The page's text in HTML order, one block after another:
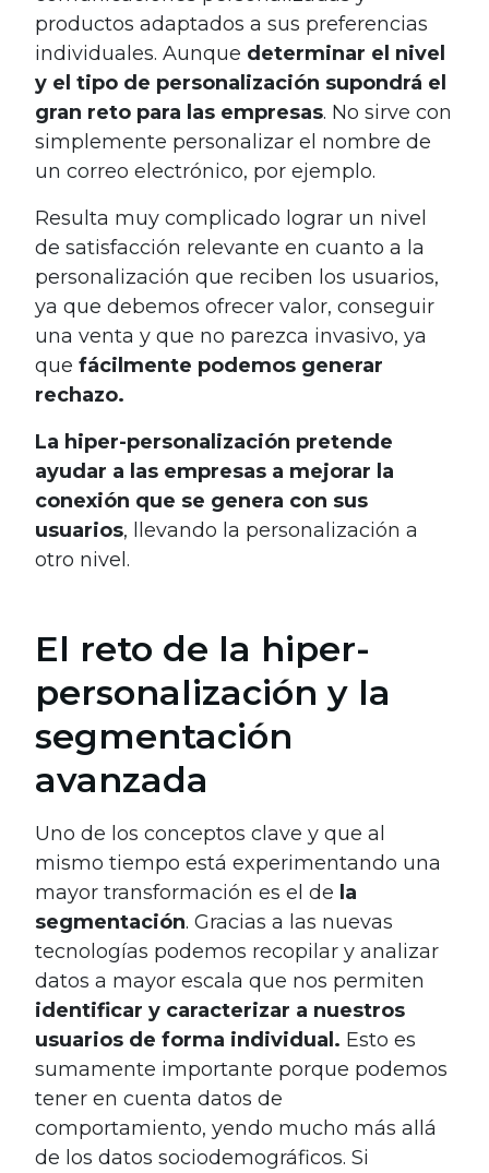
productos adaptados a sus preferencias
individuales. Aunque determinar el nivel
y el tipo de personalización supondrá el
gran reto para las empresas. No sirve con
simplemente personalizar el nombre de
un correo electrónico, por ejemplo.
Resulta muy complicado lograr un nivel
de satisfacción relevante en cuanto a la
personalización que reciben los usuarios,
ya que debemos ofrecer valor, conseguir
una venta y que no parezca invasivo, ya
que fácilmente podemos generar
rechazo.
La hiper-personalización pretende
ayudar a las empresas a mejorar la
conexión que se genera con sus
usuarios, llevando la personalización a
otro nivel.
El reto de la hiper-
personalización y la
segmentación
avanzada
Uno de los conceptos clave y que al
mismo tiempo está experimentando una
mayor transformación es el de la
segmentación. Gracias a las nuevas
tecnologías podemos recopilar y analizar
datos a mayor escala que nos permiten
identificar y caracterizar a nuestros
usuarios de forma individual. Esto es
sumamente importante porque podemos
tener en cuenta datos de
comportamiento, yendo mucho más allá
de los datos sociodemográficos. Si